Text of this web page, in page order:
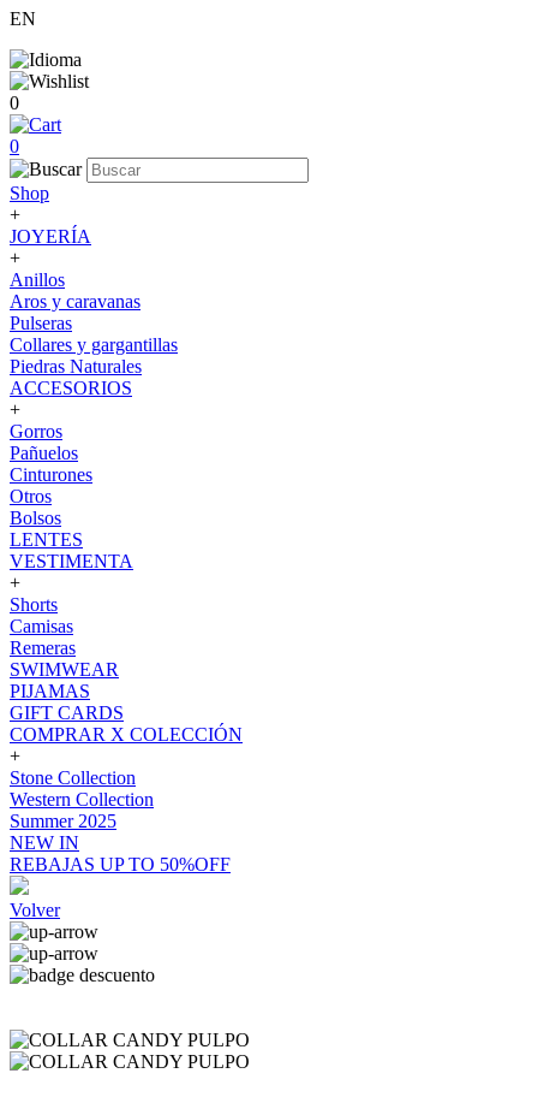
EN
0
0
Shop
+
JOYERÍA
+
Anillos
Aros y caravanas
Pulseras
Collares y gargantillas
Piedras Naturales
ACCESORIOS
+
Gorros
Pañuelos
Cinturones
Otros
Bolsos
LENTES
VESTIMENTA
+
Shorts
Camisas
Remeras
SWIMWEAR
PIJAMAS
GIFT CARDS
COMPRAR X COLECCIÓN
+
Stone Collection
Western Collection
Summer 2025
NEW IN
REBAJAS UP TO 50%OFF
Volver